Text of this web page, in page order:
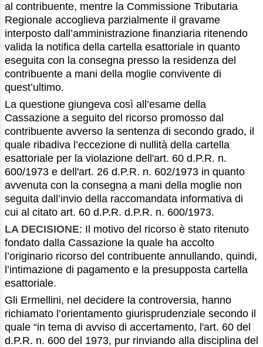
al contribuente, mentre la Commissione Tributaria
Regionale accoglieva parzialmente il gravame
interposto dall’amministrazione finanziaria ritenendo
valida la notifica della cartella esattoriale in quanto
eseguita con la consegna presso la residenza del
contribuente a mani della moglie convivente di
quest’ultimo.
La questione giungeva così all’esame della
Cassazione a seguito del ricorso promosso dal
contribuente avverso la sentenza di secondo grado, il
quale ribadiva l’eccezione di nullità della cartella
esattoriale per la violazione dell'art. 60 d.P.R. n.
600/1973 e dell'art. 26 d.P.R. n. 602/1973 in quanto
avvenuta con la consegna a mani della moglie non
seguita dall’invio della raccomandata informativa di
cui al citato art. 60 d.P.R. d.P.R. n. 600/1973.
LA DECISIONE: Il motivo del ricorso è stato ritenuto
fondato dalla Cassazione la quale ha accolto
l’originario ricorso del contribuente annullando, quindi,
l’intimazione di pagamento e la presupposta cartella
esattoriale.
Gli Ermellini, nel decidere la controversia, hanno
richiamato l’orientamento giurisprudenziale secondo il
quale “in tema di avviso di accertamento, l'art. 60 del
d.P.R. n. 600 del 1973, pur rinviando alla disciplina del